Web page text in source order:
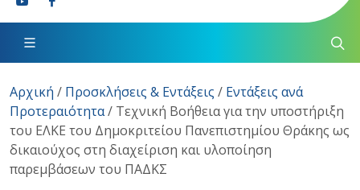
Αρχική / Προσκλήσεις & Εντάξεις / Εντάξεις ανά
Προτεραιότητα/ Τεχνική Βοήθεια για την υποστήριξη
του ΕΛΚΕ του Δημοκριτείου Πανεπιστημίου Θράκης ως
δικαιούχος στη διαχείριση και υλοποίηση
παρεμβάσεων του ΠΑΔΚΣ